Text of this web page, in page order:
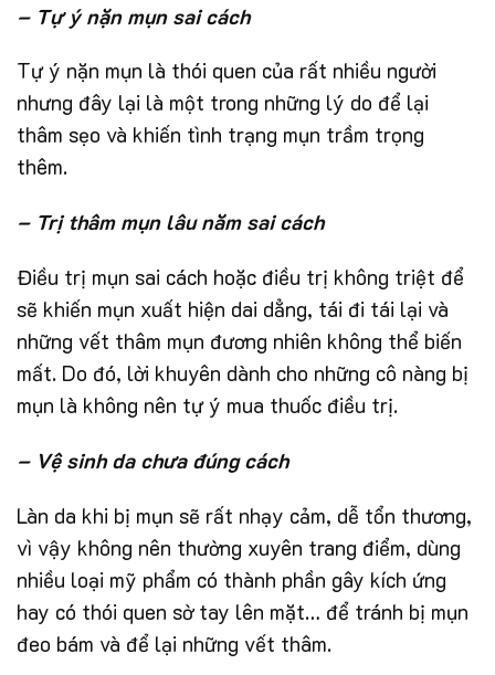
– Tự ý nặn mụn sai cách
Tự ý nặn mụn là thói quen của rất nhiều người
nhưng đây lại là một trong những lý do để lại
thâm sẹo và khiến tình trạng mụn trầm trọng
thêm.
– Trị thâm mụn lâu năm sai cách
Điều trị mụn sai cách hoặc điều trị không triệt để
sẽ khiến mụn xuất hiện dai dẳng, tái đi tái lại và
những vết thâm mụn đương nhiên không thể biến
mất. Do đó, lời khuyên dành cho những cô nàng bị
mụn là không nên tự ý mua thuốc điều trị.
– Vệ sinh da chưa đúng cách
Làn da khi bị mụn sẽ rất nhạy cảm, dễ tổn thương,
vì vậy không nên thường xuyên trang điểm, dùng
nhiều loại mỹ phẩm có thành phần gây kích ứng
hay có thói quen sờ tay lên mặt… để tránh bị mụn
đeo bám và để lại những vết thâm.